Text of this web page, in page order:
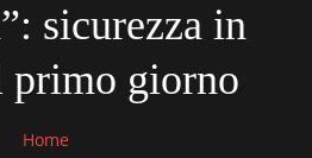
sicurezza in
primo giorno
Home